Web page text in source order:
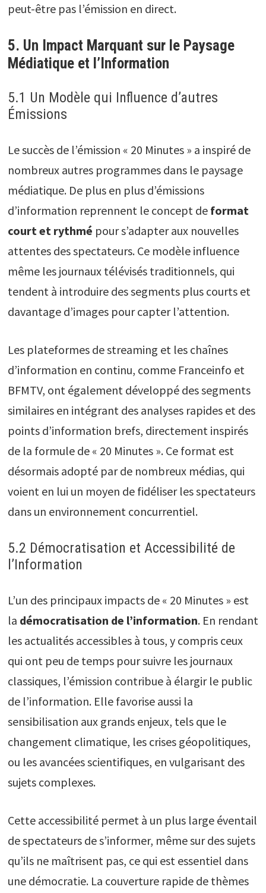
peut-être pas l’émission en direct.
5. Un Impact Marquant sur le Paysage
Médiatique et l’Information
5.1 Un Modèle qui Influence d’autres
Émissions
Le succès de l’émission « 20 Minutes » a inspiré de
nombreux autres programmes dans le paysage
médiatique. De plus en plus d’émissions
d’information reprennent le concept de format
court et rythmé pour s’adapter aux nouvelles
attentes des spectateurs. Ce modèle influence
même les journaux télévisés traditionnels, qui
tendent à introduire des segments plus courts et
davantage d’images pour capter l’attention.
Les plateformes de streaming et les chaînes
d’information en continu, comme Franceinfo et
BFMTV, ont également développé des segments
similaires en intégrant des analyses rapides et des
points d’information brefs, directement inspirés
de la formule de « 20 Minutes ». Ce format est
désormais adopté par de nombreux médias, qui
voient en lui un moyen de fidéliser les spectateurs
dans un environnement concurrentiel.
5.2 Démocratisation et Accessibilité de
l’Information
L’un des principaux impacts de « 20 Minutes » est
la démocratisation de l’information. En rendant
les actualités accessibles à tous, y compris ceux
qui ont peu de temps pour suivre les journaux
classiques, l’émission contribue à élargir le public
de l’information. Elle favorise aussi la
sensibilisation aux grands enjeux, tels que le
changement climatique, les crises géopolitiques,
ou les avancées scientifiques, en vulgarisant des
sujets complexes.
Cette accessibilité permet à un plus large éventail
de spectateurs de s’informer, même sur des sujets
qu’ils ne maîtrisent pas, ce qui est essentiel dans
une démocratie. La couverture rapide de thèmes